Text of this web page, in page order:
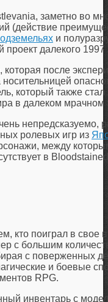
заметно во
(действие
и
далекого 1997
которая после
который также
в далеком мрачном
непредсказуемо,
ролевых игр из
между
в
кто поиграл в
с большим
с поверженных
и боевые
RPG.
инвентарь с